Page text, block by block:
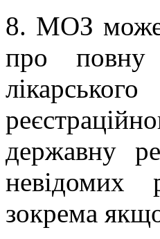
8. МОЗ може
про повну
державну
невідомих
зокрема